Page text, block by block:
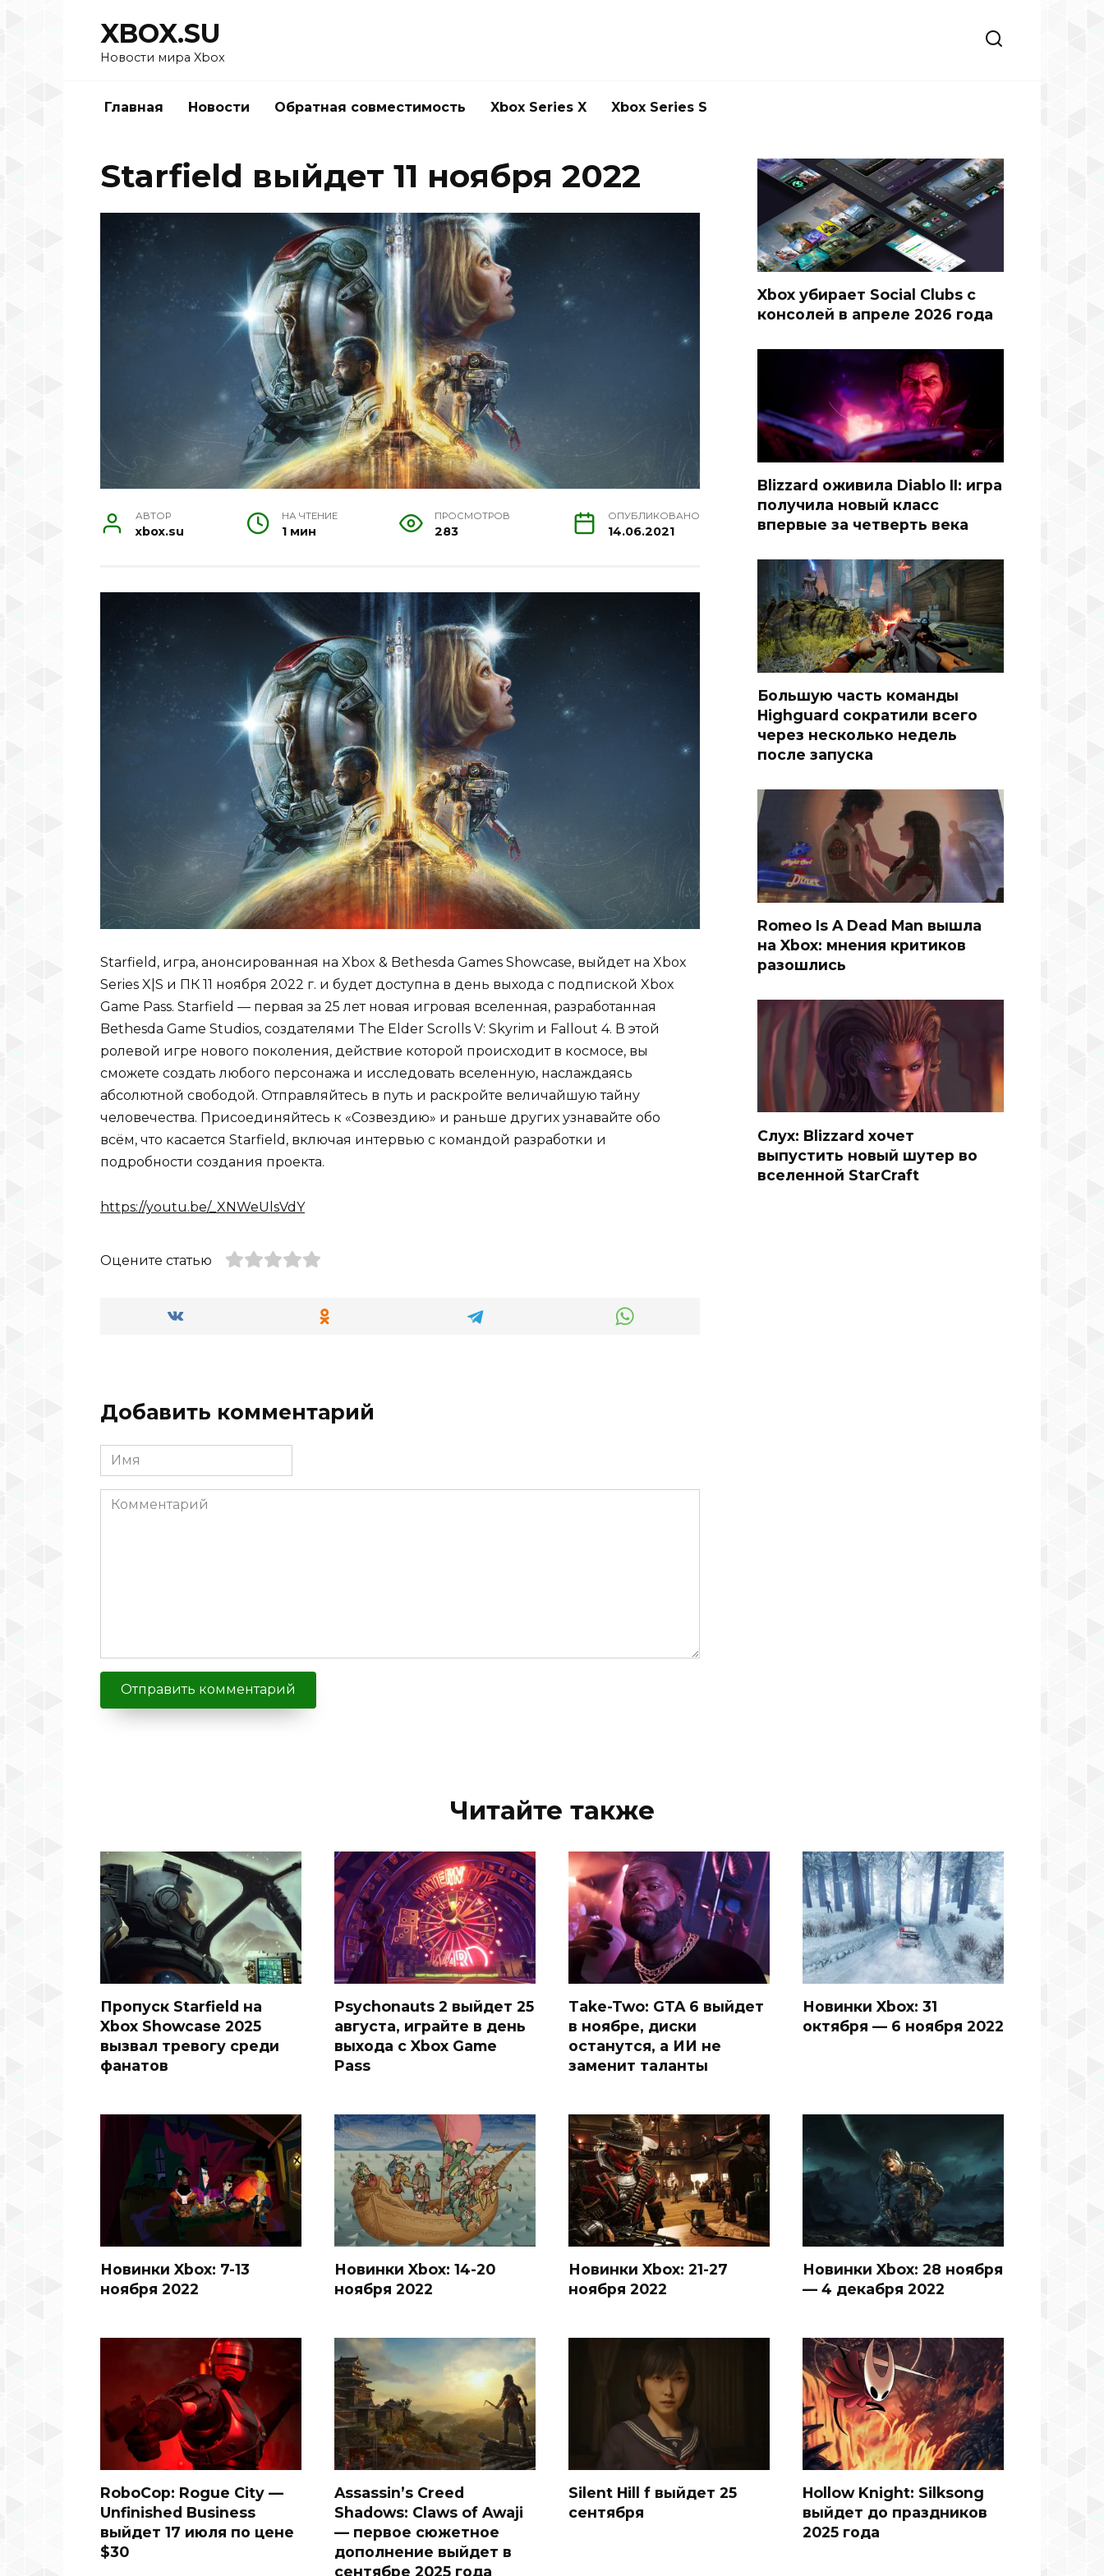
XBOX.SU
Новости мира Xbox
Главная Новости Обратная совместимость Xbox Series X Xbox Series S
Starfield выйдет 11 ноября 2022
АВТОР
xbox.su
НА ЧТЕНИЕ
1 мин
ПРОСМОТРОВ
283
ОПУБЛИКОВАНО
14.06.2021
Starfield, игра, анонсированная на Xbox & Bethesda Games Showcase, выйдет на Xbox
Series X|S и ПК 11 ноября 2022 г. и будет доступна в день выхода с подпиской Xbox
Game Pass. Starfield — первая за 25 лет новая игровая вселенная, разработанная
Bethesda Game Studios, создателями The Elder Scrolls V: Skyrim и Fallout 4. В этой
ролевой игре нового поколения, действие которой происходит в космосе, вы
сможете создать любого персонажа и исследовать вселенную, наслаждаясь
абсолютной свободой. Отправляйтесь в путь и раскройте величайшую тайну
человечества. Присоединяйтесь к «Созвездию» и раньше других узнавайте обо
всём, что касается Starfield, включая интервью с командой разработки и
подробности создания проекта.
https://youtu.be/_XNWeUlsVdY
Оцените статью
Добавить комментарий
Имя
Комментарий
Xbox убирает Social Clubs с
консолей в апреле 2026 года
Blizzard оживила Diablo II: игра
получила новый класс
впервые за четверть века
Большую часть команды
Highguard сократили всего
через несколько недель
после запуска
Romeo Is A Dead Man вышла
на Xbox: мнения критиков
разошлись
Слух: Blizzard хочет
выпустить новый шутер во
вселенной StarCraft
Читайте также
Пропуск Starfield на
Xbox Showcase 2025
вызвал тревогу среди
фанатов
Psychonauts 2 выйдет 25
августа, играйте в день
выхода с Xbox Game
Pass
Take-Two: GTA 6 выйдет
в ноябре, диски
останутся, а ИИ не
заменит таланты
Новинки Xbox: 31
октября — 6 ноября 2022
Новинки Xbox: 7-13
ноября 2022
Новинки Xbox: 14-20
ноября 2022
Новинки Xbox: 21-27
ноября 2022
Новинки Xbox: 28 ноября
— 4 декабря 2022
RoboCop: Rogue City —
Unfinished Business
выйдет 17 июля по цене
$30
Assassin’s Creed
Shadows: Claws of Awaji
— первое сюжетное
дополнение выйдет в
сентябре 2025 года
Silent Hill f выйдет 25
сентября
Hollow Knight: Silksong
выйдет до праздников
2025 года